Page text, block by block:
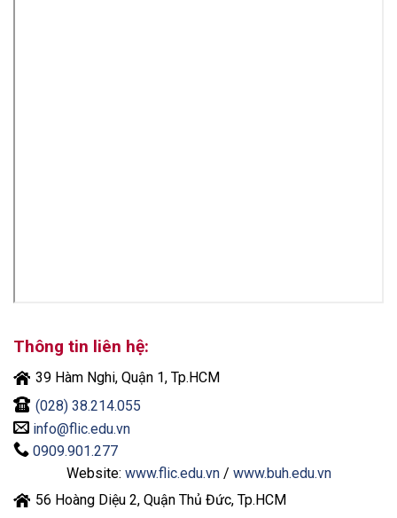
Thông tin liên hệ:
39 Hàm Nghi, Quận 1, Tp.HCM
(028) 38.214.055
info@flic.edu.vn
0909.901.277
Website: www.flic.edu.vn/ www.buh.edu.vn
56 Hoàng Diệu 2, Quận Thủ Đức, Tp.HCM